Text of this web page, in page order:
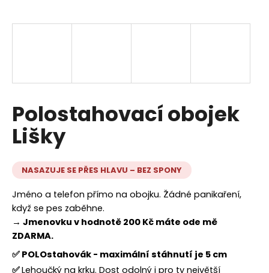
Polostahovací obojek
Lišky
NASAZUJE SE PŘES HLAVU – BEZ SPONY
Jméno a telefon přímo na obojku. Žádné panikaření,
když se pes zaběhne.
→ Jmenovku v hodnotě 200 Kč máte ode mě
ZDARMA.
✅ POLOstahovák - maximální stáhnutí je 5 cm
✅Lehoučký na krku. Dost odolný i pro ty největší
j
?
D
o
p
o
r
u